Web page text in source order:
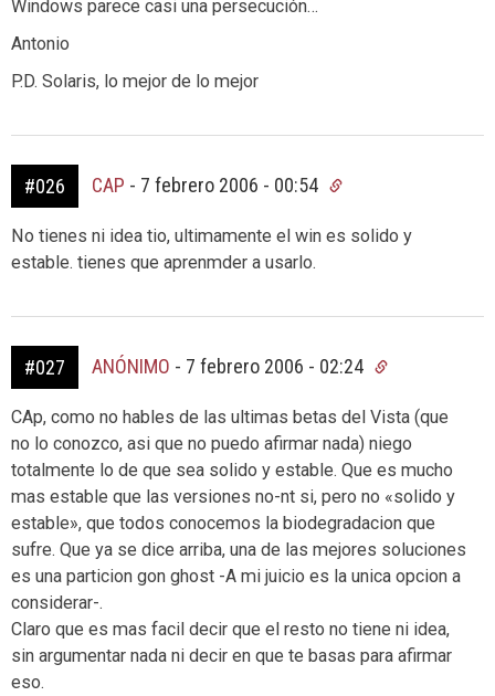
Windows parece casi una persecución…
Antonio
P.D. Solaris, lo mejor de lo mejor
#026 CAP - 7 febrero 2006 - 00:54
No tienes ni idea tio, ultimamente el win es solido y
estable. tienes que aprenmder a usarlo.
#027 ANÓNIMO - 7 febrero 2006 - 02:24
CAp, como no hables de las ultimas betas del Vista (que
no lo conozco, asi que no puedo afirmar nada) niego
totalmente lo de que sea solido y estable. Que es mucho
mas estable que las versiones no-nt si, pero no «solido y
estable», que todos conocemos la biodegradacion que
sufre. Que ya se dice arriba, una de las mejores soluciones
es una particion gon ghost -A mi juicio es la unica opcion a
considerar-.
Claro que es mas facil decir que el resto no tiene ni idea,
sin argumentar nada ni decir en que te basas para afirmar
eso.